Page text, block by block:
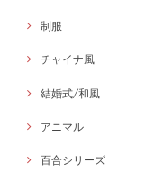
制服
チャイナ風
結婚式/和風
アニマル
百合シリーズ